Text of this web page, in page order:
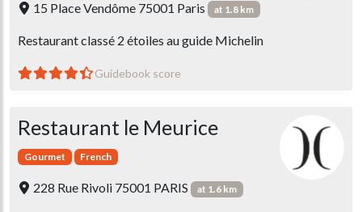
15 Place Vendôme 75001 Paris at 1.8 km
Restaurant classé 2 étoiles au guide Michelin
Guidebook score
Restaurant le Meurice
Gourmet French
228 Rue Rivoli 75001 PARIS at 1.6 km